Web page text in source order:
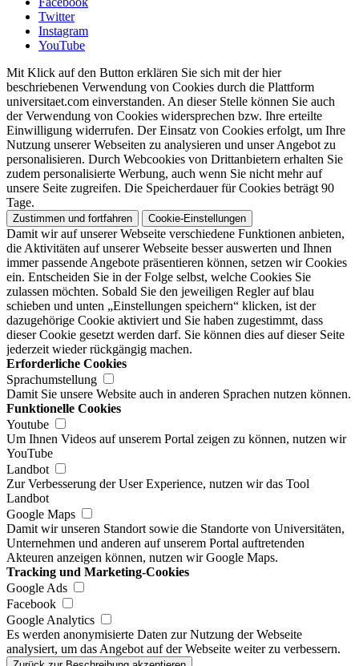
Twitter
Instagram
YouTube
Mit Klick auf den Button erklären Sie sich mit der hier
beschriebenen Verwendung von Cookies durch die Plattform
universitaet.com einverstanden. An dieser Stelle können Sie auch
der Verwendung von Cookies widersprechen bzw. Ihre erteilte
Einwilligung widerrufen. Der Einsatz von Cookies erfolgt, um Ihre
Nutzung unserer Webseiten zu analysieren und unser Angebot zu
personalisieren. Durch Webcookies von Drittanbietern erhalten Sie
zudem personalisierte Werbung, auch wenn Sie nicht mehr auf
unsere Seite zugreifen. Die Speicherdauer für Cookies beträgt 90
Tage.
Zustimmen und fortfahren Cookie-Einstellungen
Damit wir auf unserer Webseite verschiedene Funktionen anbieten,
die Aktivitäten auf unserer Webseite besser auswerten und Ihnen
immer passende Angebote präsentieren können, setzen wir Cookies
ein. Entscheiden Sie in der Folge selbst, welche Cookies Sie
zulassen möchten. Sobald Sie den jeweiligen Regler auf blau
schieben und unten „Einstellungen speichern“ klicken, ist der
dazugehörige Cookie aktiviert und Sie haben zugestimmt, dass
dieser Cookie gesetzt werden darf. Sie können dies auf dieser Seite
jederzeit wieder rückgängig machen.
Erforderliche Cookies
Sprachumstellung
Damit Sie unsere Website auch in anderen Sprachen nutzen können.
Funktionelle Cookies
Youtube
Um Ihnen Videos auf unserem Portal zeigen zu können, nutzen wir
YouTube
Landbot
Zur Verbesserung der User Experience, nutzen wir das Tool
Landbot
Google Maps
Damit wir unseren Standort sowie die Standorte von Universitäten,
Unternehmen und anderen auf unserem Portal auftretenden
Akteuren anzeigen können, nutzen wir Google Maps.
Tracking und Marketing-Cookies
Google Ads
Facebook
Google Analytics
Es werden anonymisierte Daten zur Nutzung der Webseite
analysiert, um das Angebot auf der Webseite weiter zu verbessern.